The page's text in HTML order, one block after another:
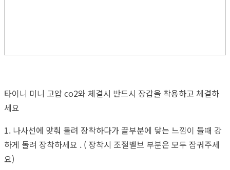
타이니 미니 고압 co2와 체결시 반드시 장갑을 착용하고 체결하
세요
1. 나사선에 맞춰 돌려 장착하다가 끝부분에 닿는 느낌이 들때 강
하게 돌려 장착하세요 . ( 장착시 조절벨브 부분은 모두 잠궈주세
요)